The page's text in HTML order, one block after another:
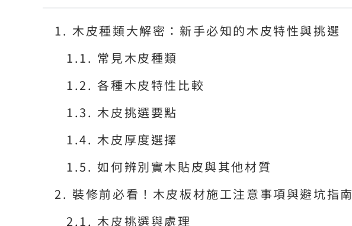
木皮種類大解密：新手必知的木皮特性與挑選
常見木皮種類
各種木皮特性比較
木皮挑選要點
木皮厚度選擇
如何辨別實木貼皮與其他材質
裝修前必看！木皮板材施工注意事項與避坑指南
木皮挑選與處理